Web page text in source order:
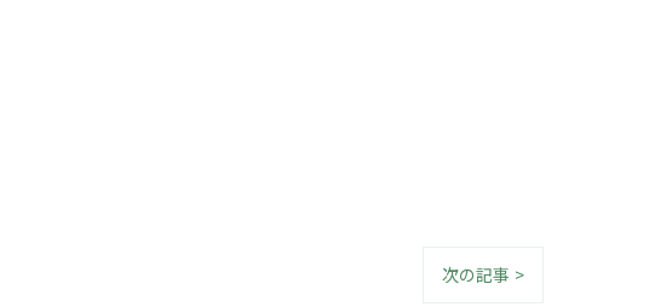
次の記事 >